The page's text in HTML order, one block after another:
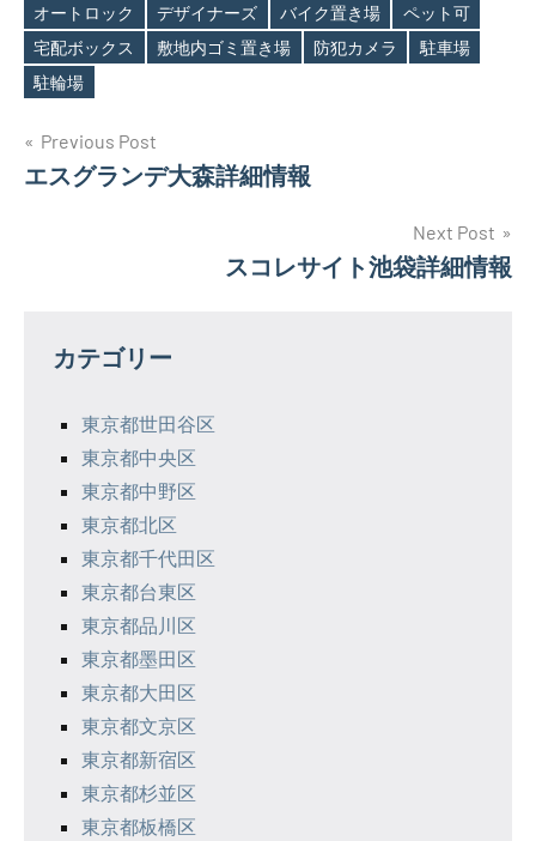
Tags
オートロック
デザイナーズ バイク置き場
ペット可
宅配ボックス
敷地内ゴミ置き場 防犯カメラ
駐車場
駐輪場
投
稿
ー
Previous Post
エスグランデ大森詳細情報
Next Post
スコレサイト池袋詳細情報
カテゴリー
東京都世田谷区
東京都中央区
東京都中野区
東京都北区
東京都千代田区
東京都台東区
東京都品川区
東京都墨田区
東京都大田区
東京都文京区
東京都新宿区
東京都杉並区
東京都板橋区